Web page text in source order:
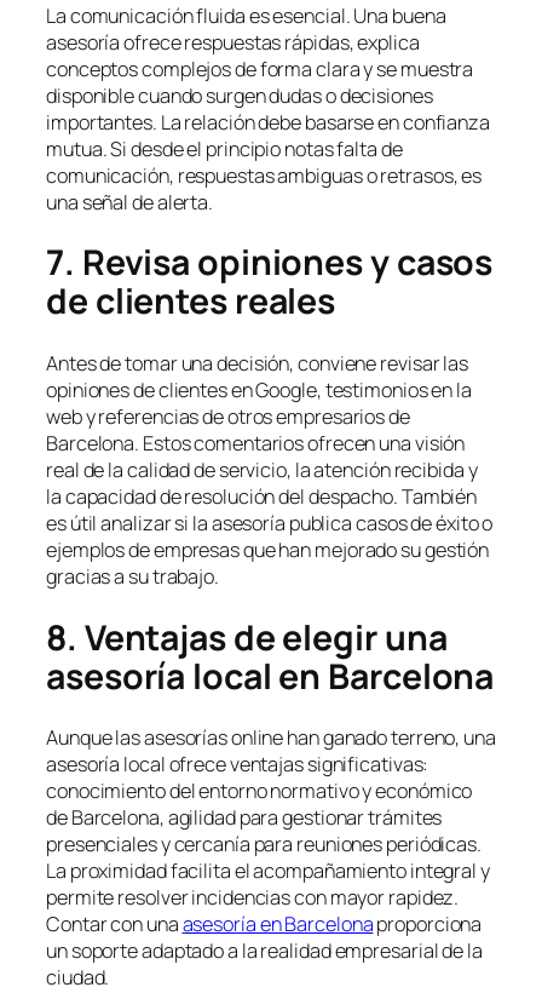
La comunicación fluida es esencial. Una buena
asesoría ofrece respuestas rápidas, explica
conceptos complejos de forma clara y se muestra
disponible cuando surgen dudas o decisiones
importantes. La relación debe basarse en confianza
mutua. Si desde el principio notas falta de
comunicación, respuestas ambiguas o retrasos, es
una señal de alerta.
7. Revisa opiniones y casos
de clientes reales
Antes de tomar una decisión, conviene revisar las
opiniones de clientes en Google, testimonios en la
web y referencias de otros empresarios de
Barcelona. Estos comentarios ofrecen una visión
real de la calidad de servicio, la atención recibida y
la capacidad de resolución del despacho. También
es útil analizar si la asesoría publica casos de éxito o
ejemplos de empresas que han mejorado su gestión
gracias a su trabajo.
8. Ventajas de elegir una
asesoría local en Barcelona
Aunque las asesorías online han ganado terreno, una
asesoría local ofrece ventajas significativas:
conocimiento del entorno normativo y económico
de Barcelona, agilidad para gestionar trámites
presenciales y cercanía para reuniones periódicas.
La proximidad facilita el acompañamiento integral y
permite resolver incidencias con mayor rapidez.
Contar con unaasesoría en Barcelonaproporciona
un soporte adaptado a la realidad empresarial de la
ciudad.